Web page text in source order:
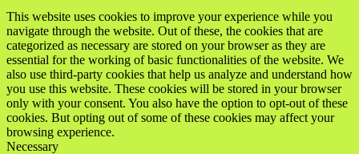
This website uses cookies to improve your experience while you
navigate through the website. Out of these, the cookies that are
categorized as necessary are stored on your browser as they are
essential for the working of basic functionalities of the website. We
also use third-party cookies that help us analyze and understand how
you use this website. These cookies will be stored in your browser
only with your consent. You also have the option to opt-out of these
cookies. But opting out of some of these cookies may affect your
browsing experience.
Necessary